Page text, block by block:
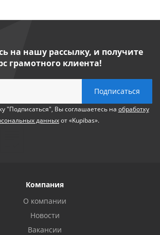
на нашу рассылку, и получите
грамотного клиента!
"Подписаться", Вы соглашаетесь на обработку
данныхот «Kupibas».
Компания
О компании
Новости
Вакансии